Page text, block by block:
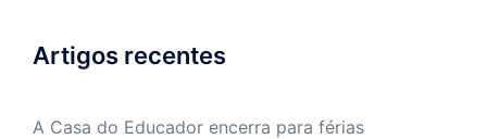
Artigos recentes
A Casa do Educador encerra para férias